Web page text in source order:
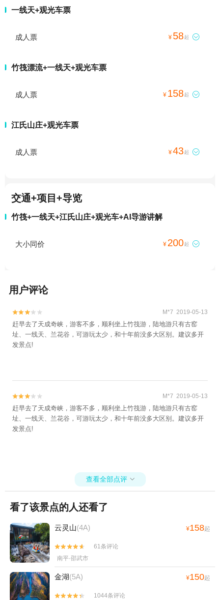
一线天+观光车票
成人票 ¥ 58起 
竹筏漂流+一线天+观光车票
成人票 ¥ 158起 
江氏山庄+观光车票
成人票 ¥43起 
交通+项目+导览
竹筏+一线天+江氏山庄+观光车+AI导游讲解
大小同价 ¥ 200起 
用户评论

 M*7 2019-05-13
赶早去了天成奇峡，游客不多，顺利坐上竹筏游，陆地游只有古窑
址、一线天、兰花谷，可游玩太少，和十年前没多大区别。建议多开
发景点!

 M*7 2019-05-13
赶早去了天成奇峡，游客不多，顺利坐上竹筏游，陆地游只有古窑
址、一线天、兰花谷，可游玩太少，和十年前没多大区别。建议多开
发景点!
查看全部点评 
看了该景点的人还看了
云灵山(4A) ¥158起


61条评论
南平·邵武市
金湖(5A) ¥150起

 1044条评论